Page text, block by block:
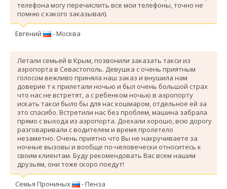
телефона могу перечислить все мои телефоны, точно не
помню с какого заказывал).
Евгений - Москва
Летали семьей в Крым, позвонили заказать такси из
аэропорта в Севастополь. Девушка с очень приятным
голосом вежливо приняла наш заказ и внушила нам
доверие т к прилетали ночью и был очень большой страх
что нас не встретят, а с ребенком ночью в аэропорту
искать такси было бы для нас кошмаром, отдельное ей за
это спасибо. Вcтретили нас без проблем, машина забрала
прямо с выхода из аэропорта. Доехали хорошо, всю дорогу
разговаривали с водителем и время пролетело
незаметно. Очень приятно что Вы не накручиваете за
ночные вызовы и вообще по-человечески относитесь к
своим клиентам. Буду рекомендовать Вас всем нашим
друзьям, они тоже скоро поедут!
Семья Прониных - Пенза